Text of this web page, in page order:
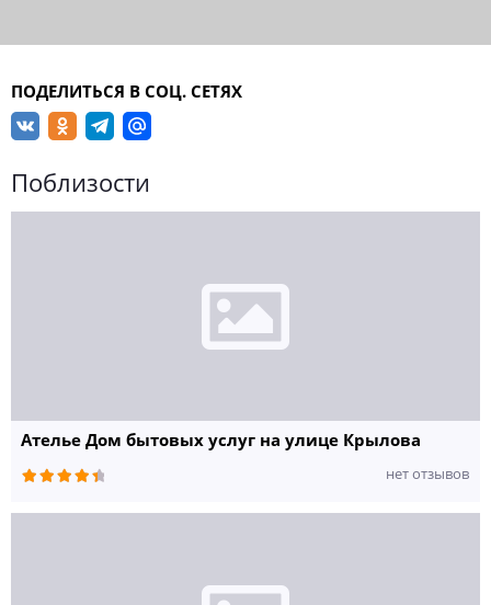
ПОДЕЛИТЬСЯ В СОЦ. СЕТЯХ
Поблизости
Ателье Дом бытовых услуг на улице Крылова
нет отзывов